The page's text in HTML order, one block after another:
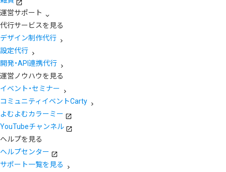
運営サポート
代行サービスを見る
デザイン制作代行
設定代行
開発・API連携代行
運営ノウハウを見る
イベント・セミナー
コミュニティイベントCarty
よむよむカラーミー
YouTubeチャンネル
ヘルプを見る
ヘルプセンター
サポート一覧を見る